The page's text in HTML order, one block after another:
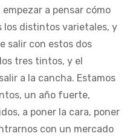
a pensar cómo
los distintos varietales, y
salir con estos dos
tres tintos, y el
a la cancha. Estamos
un año fuerte,
a poner la cara, poner
con un mercado